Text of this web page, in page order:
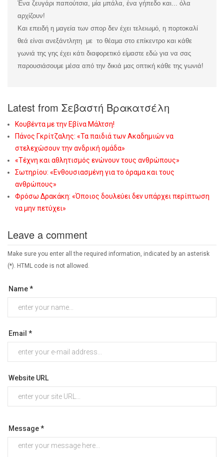
Ένα ζευγάρι παπούτσια, μία μπάλα, ένα γήπεδο και... όλα
αρχίζουν!
Και επειδή η μαγεία των σπορ δεν έχει τελειωμό, η πορτοκαλί
θεά είναι ανεξάντλητη με το θέαμα στο επίκεντρο και κάθε
γωνιά της γης έχει κάτι διαφορετικό είμαστε εδώ για να σας
παρουσιάσουμε μέσα από την δικιά μας οπτική κάθε της γωνιά!
Latest from Σεβαστή Βρακατσέλη
Κουβέντα με την Εβίνα Μάλτση!
Πάνος Γκρίτζαλης: «Τα παιδιά των Ακαδημιών να
στελεχώσουν την ανδρική ομάδα»
«Τέχνη και αθλητισμός ενώνουν τους ανθρώπους»
Σωτηρίου: «Eνθουσιασμένη για το όραμα και τους
ανθρώπους»
Φρόσω Δρακάκη: «Όποιος δουλεύει δεν υπάρχει περίπτωση
να μην πετύχει»
Leave a comment
Make sure you enter all the required information, indicated by an asterisk
(*). HTML code is not allowed.
Name *
Email *
Website URL
Message *